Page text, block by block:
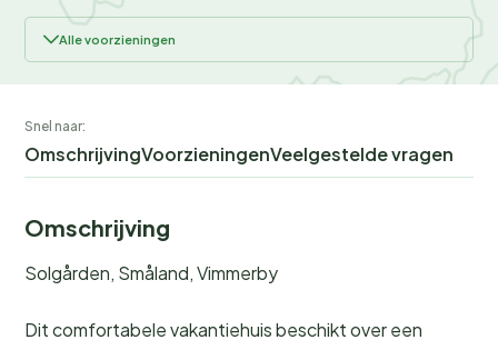
Alle voorzieningen
Snel naar:
OmschrijvingVoorzieningenVeelgestelde vragen
Omschrijving
Solgården, Småland, Vimmerby
Dit comfortabele vakantiehuis beschikt over een